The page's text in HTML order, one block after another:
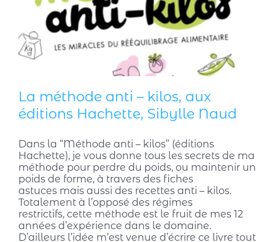
La méthode anti – kilos, aux
éditions Hachette, Sibylle Naud
Dans la “Méthode anti – kilos” (éditions
Hachette), je vous donne tous les secrets de ma
méthode pour perdre du poids, ou maintenir un
poids de forme, à travers des fiches
astuces mais aussi des recettes anti – kilos.
Totalement à l’opposé des régimes
restrictifs, cette méthode est le fruit de mes 12
années d’expérience dans le domaine.
D’ailleurs l’idée m’est venue d’écrire ce livre tout